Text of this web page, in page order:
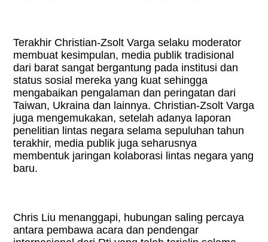
Terakhir Christian-Zsolt Varga selaku moderator
membuat kesimpulan, media publik tradisional
dari barat sangat bergantung pada institusi dan
status sosial mereka yang kuat sehingga
mengabaikan pengalaman dan peringatan dari
Taiwan, Ukraina dan lainnya. Christian-Zsolt Varga
juga mengemukakan, setelah adanya laporan
penelitian lintas negara selama sepuluhan tahun
terakhir, media publik juga seharusnya
membentuk jaringan kolaborasi lintas negara yang
baru.
Chris Liu menanggapi, hubungan saling percaya
antara pembawa acara dan pendengar